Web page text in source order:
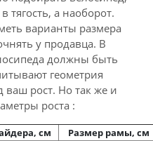
тягость, а наоборот.
варианты размера
у продавца. В
должны быть
геометрия
ваш рост. Но так же и
роста :
см
Размер рамы, см